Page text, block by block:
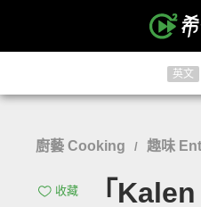
英文
廚藝 Cooking / 趣味
收藏 「